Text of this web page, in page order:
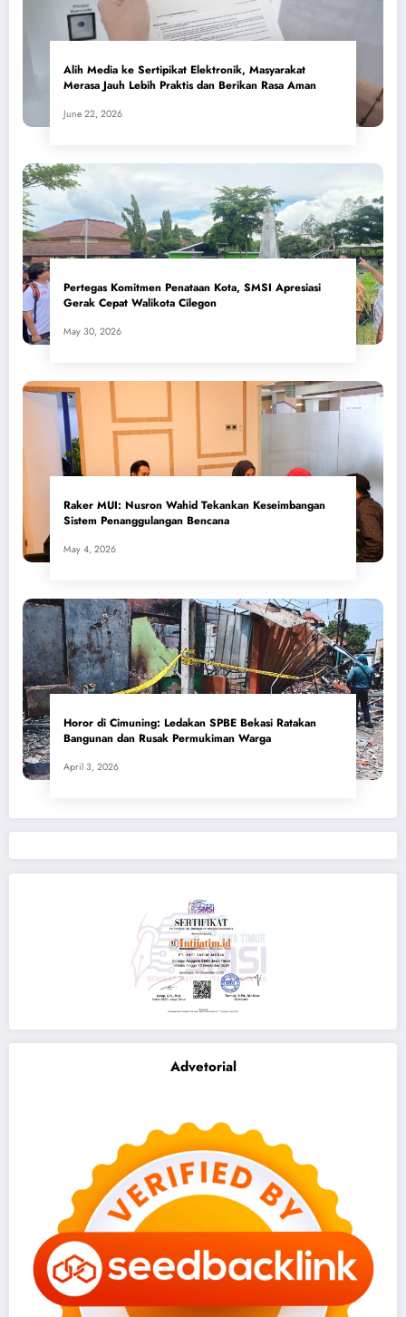
Alih Media ke Sertipikat Elektronik, Masyarakat
Merasa Jauh Lebih Praktis dan Berikan Rasa Aman
June 22, 2026
Pertegas Komitmen Penataan Kota, SMSI Apresiasi
Gerak Cepat Walikota Cilegon
May 30, 2026
​Raker MUI: Nusron Wahid Tekankan Keseimbangan
Sistem Penanggulangan Bencana
May 4, 2026
Horor di Cimuning: Ledakan SPBE Bekasi Ratakan
Bangunan dan Rusak Permukiman Warga
April 3, 2026
Advetorial